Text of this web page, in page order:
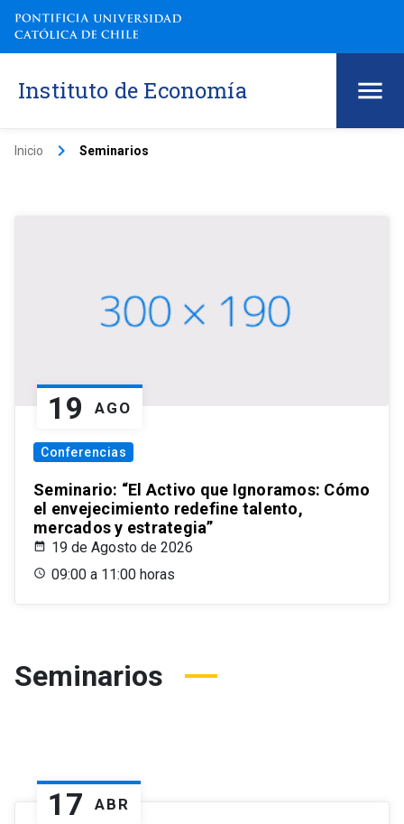
Instituto de Economía
Inicio keyboard_arrow_right Seminarios
19 AGO
Conferencias
Seminario: “El Activo que Ignoramos: Cómo
el envejecimiento redefine talento,
mercados y estrategia”
19 de Agosto de 2026
09:00 a 11:00 horas
Seminarios
17 ABR